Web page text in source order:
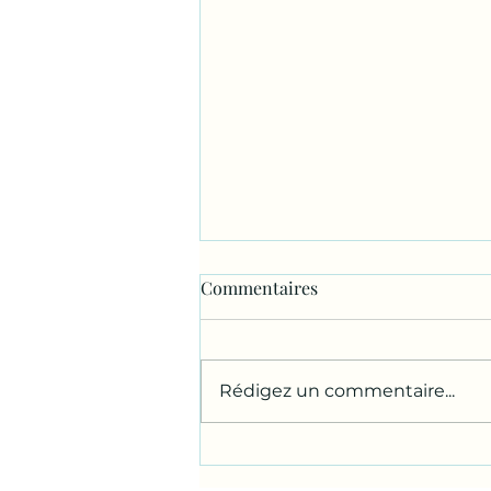
Commentaires
Rédigez un commentaire...